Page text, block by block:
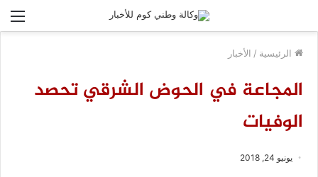
الرئيسية / الأخبار
المجاعة في الحوض الشرقي تحصد
الوفيات
يونيو 24, 2018